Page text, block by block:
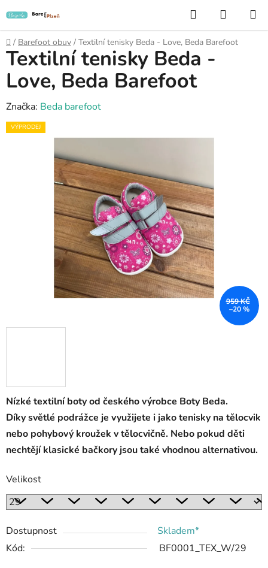
na
obsah
Hledat
KOŠÍK
Domů
/ Barefoot obuv / Textilní tenisky Beda - Love, Beda Barefoot
Nízké textilní boty od českého výrobce Boty Beda.
Díky světlé podrážce je využijete i jako tenisky na tělocvik
nebo pohybový kroužek v tělocvičně. Nebo pokud děti
nechtějí klasické bačkory jsou také vhodnou alternativou.
Velikost
Dostupnost
Skladem*
Kód:
BF0001_TEX_W/29
Textilní tenisky Beda -
Love, Beda Barefoot
Značka: Beda barefoot
VÝPRODEJ
959 KČ
–20 %